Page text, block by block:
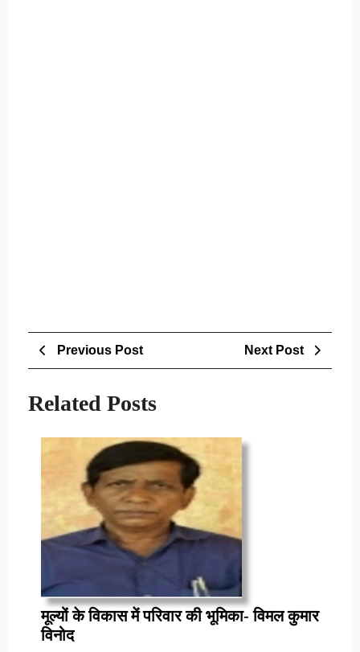
Post
navigation
Previous PostPrevious
Next Post
Related Posts
मूल्यों के विकास में परिवार की भूमिका- विमल कुमार
विनोदमूल्यों